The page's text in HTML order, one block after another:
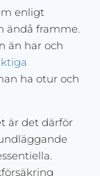
enligt
ändå framme.
än har och
ha otur och
är det därför